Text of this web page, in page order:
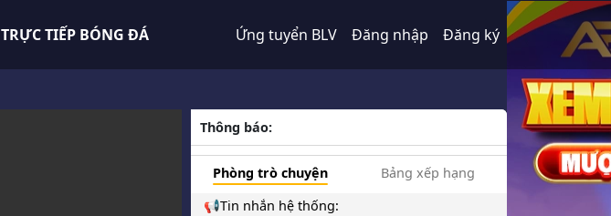
TRỰC TIẾP BÓNG ĐÁ Ứng tuyển BLV Đăng nhập Đăng ký
Thông báo:
Phòng trò chuyện
Bảng xếp hạng
📢Tin nhắn hệ thống: